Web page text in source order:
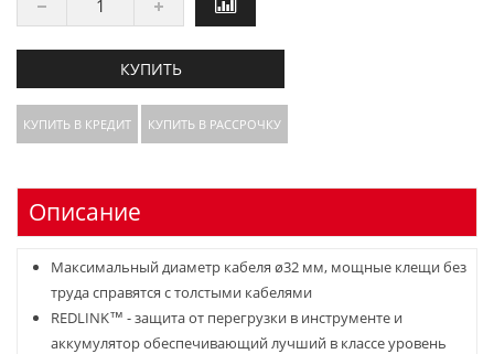
КУПИТЬ
КУПИТЬ В КРЕДИТ КУПИТЬ В РАССРОЧКУ
Описание
Максимальный диаметр кабеля ø32 мм, мощные клещи без
труда справятся с толстыми кабелями
REDLINK™ - защита от перегрузки в инструменте и
аккумулятор обеспечивающий лучший в классе уровень